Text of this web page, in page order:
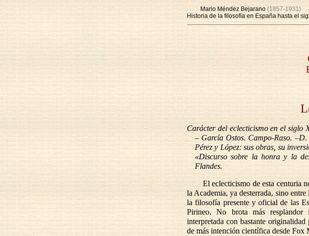
Mario Méndez Bejarano(1857-1931)
Historia de la filosofía en España hasta el
Carácter del eclecticismo en el siglo
– García Ostos. Campo-Raso.
Pérez y López: sus obras, su
«Discurso sobre la honra y la
Flandes.
El eclecticismo de esta centuria
la Academia, ya desterrada, sino
la filosofía presente y oficial de las
Pirineo. No brota más resplandor
interpretada con bastante
de más intención científica desde